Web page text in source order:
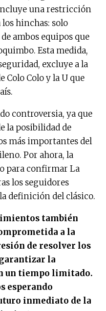
una restricción
hinchas: solo
ambos equipos que
Esta medida,
excluye a la
Colo Colo y la U que
controversia, ya que
la posibilidad de
más importantes del
Por ahora, la
para confirmar La
los seguidores
definición del clásico.
también
a la
de resolver los
la
un tiempo limitado.
esperando
inmediato de la